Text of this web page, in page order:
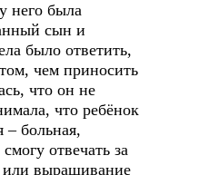
него была
сын и
было ответить,
чем приносить
что он не
что ребёнок
– больная,
отвечать за
или выращивание